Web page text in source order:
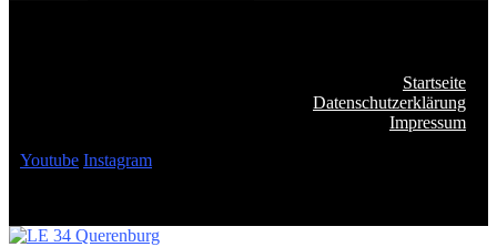
Startseite
Datenschutzerklärung
Impressum
Youtube Instagram